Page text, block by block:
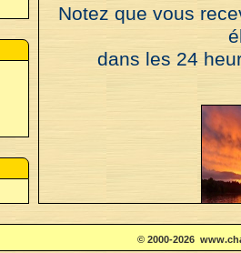
Notez que vous
dans les 24
© 2000-2026